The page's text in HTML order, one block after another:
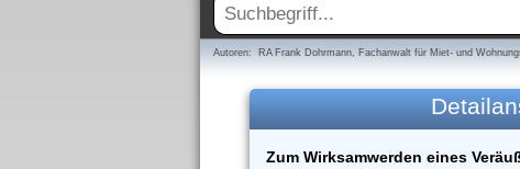
Autoren: RA Frank Dohrmann, Fachanwalt für Miet- und
Zum Wirksamwerden eines